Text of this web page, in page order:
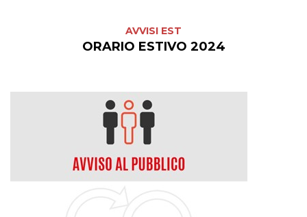
AVVISI EST
ORARIO ESTIVO 2024